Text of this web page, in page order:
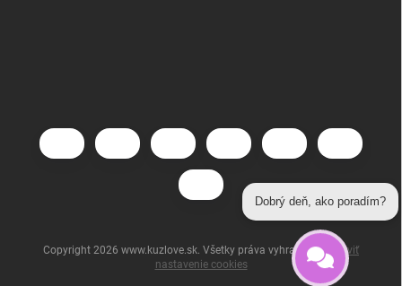
Copyright 2026 www.kuzlove.sk. Všetky práva vyhradené.Upraviť
nastavenie cookies
Dobrý deň, ako poradím?